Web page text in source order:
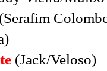
(Serafim
(Jack/Veloso)